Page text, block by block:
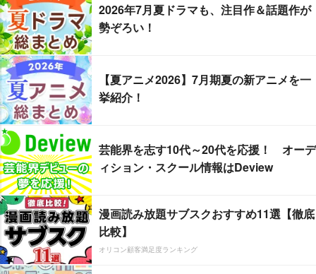
2026年7月夏ドラマも、注目作＆話題作が
勢ぞろい！
【夏アニメ2026】7月期夏の新アニメを一
挙紹介！
芸能界を志す10代～20代を応援！ オーデ
ィション・スクール情報はDeview
漫画読み放題サブスクおすすめ11選【徹底
比較】
オリコン顧客満足度ランキング